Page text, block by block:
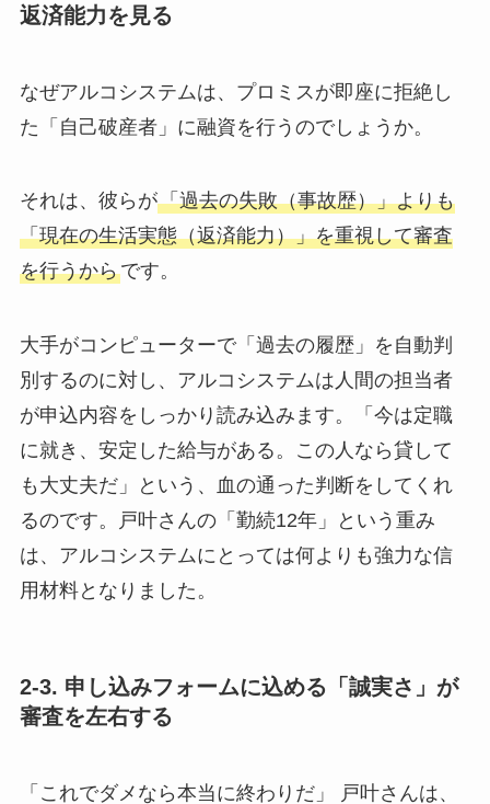
返済能力を見る
なぜアルコシステムは、プロミスが即座に拒絶し
た「自己破産者」に融資を行うのでしょうか。
それは、彼らが「過去の失敗（事故歴）」よりも
「現在の生活実態（返済能力）」を重視して審査
を行うからです。
大手がコンピューターで「過去の履歴」を自動判
別するのに対し、アルコシステムは人間の担当者
が申込内容をしっかり読み込みます。「今は定職
に就き、安定した給与がある。この人なら貸して
も大丈夫だ」という、血の通った判断をしてくれ
るのです。戸叶さんの「勤続12年」という重み
は、アルコシステムにとっては何よりも強力な信
用材料となりました。
2-3. 申し込みフォームに込める「誠実さ」が
審査を左右する
「これでダメなら本当に終わりだ」 戸叶さんは、